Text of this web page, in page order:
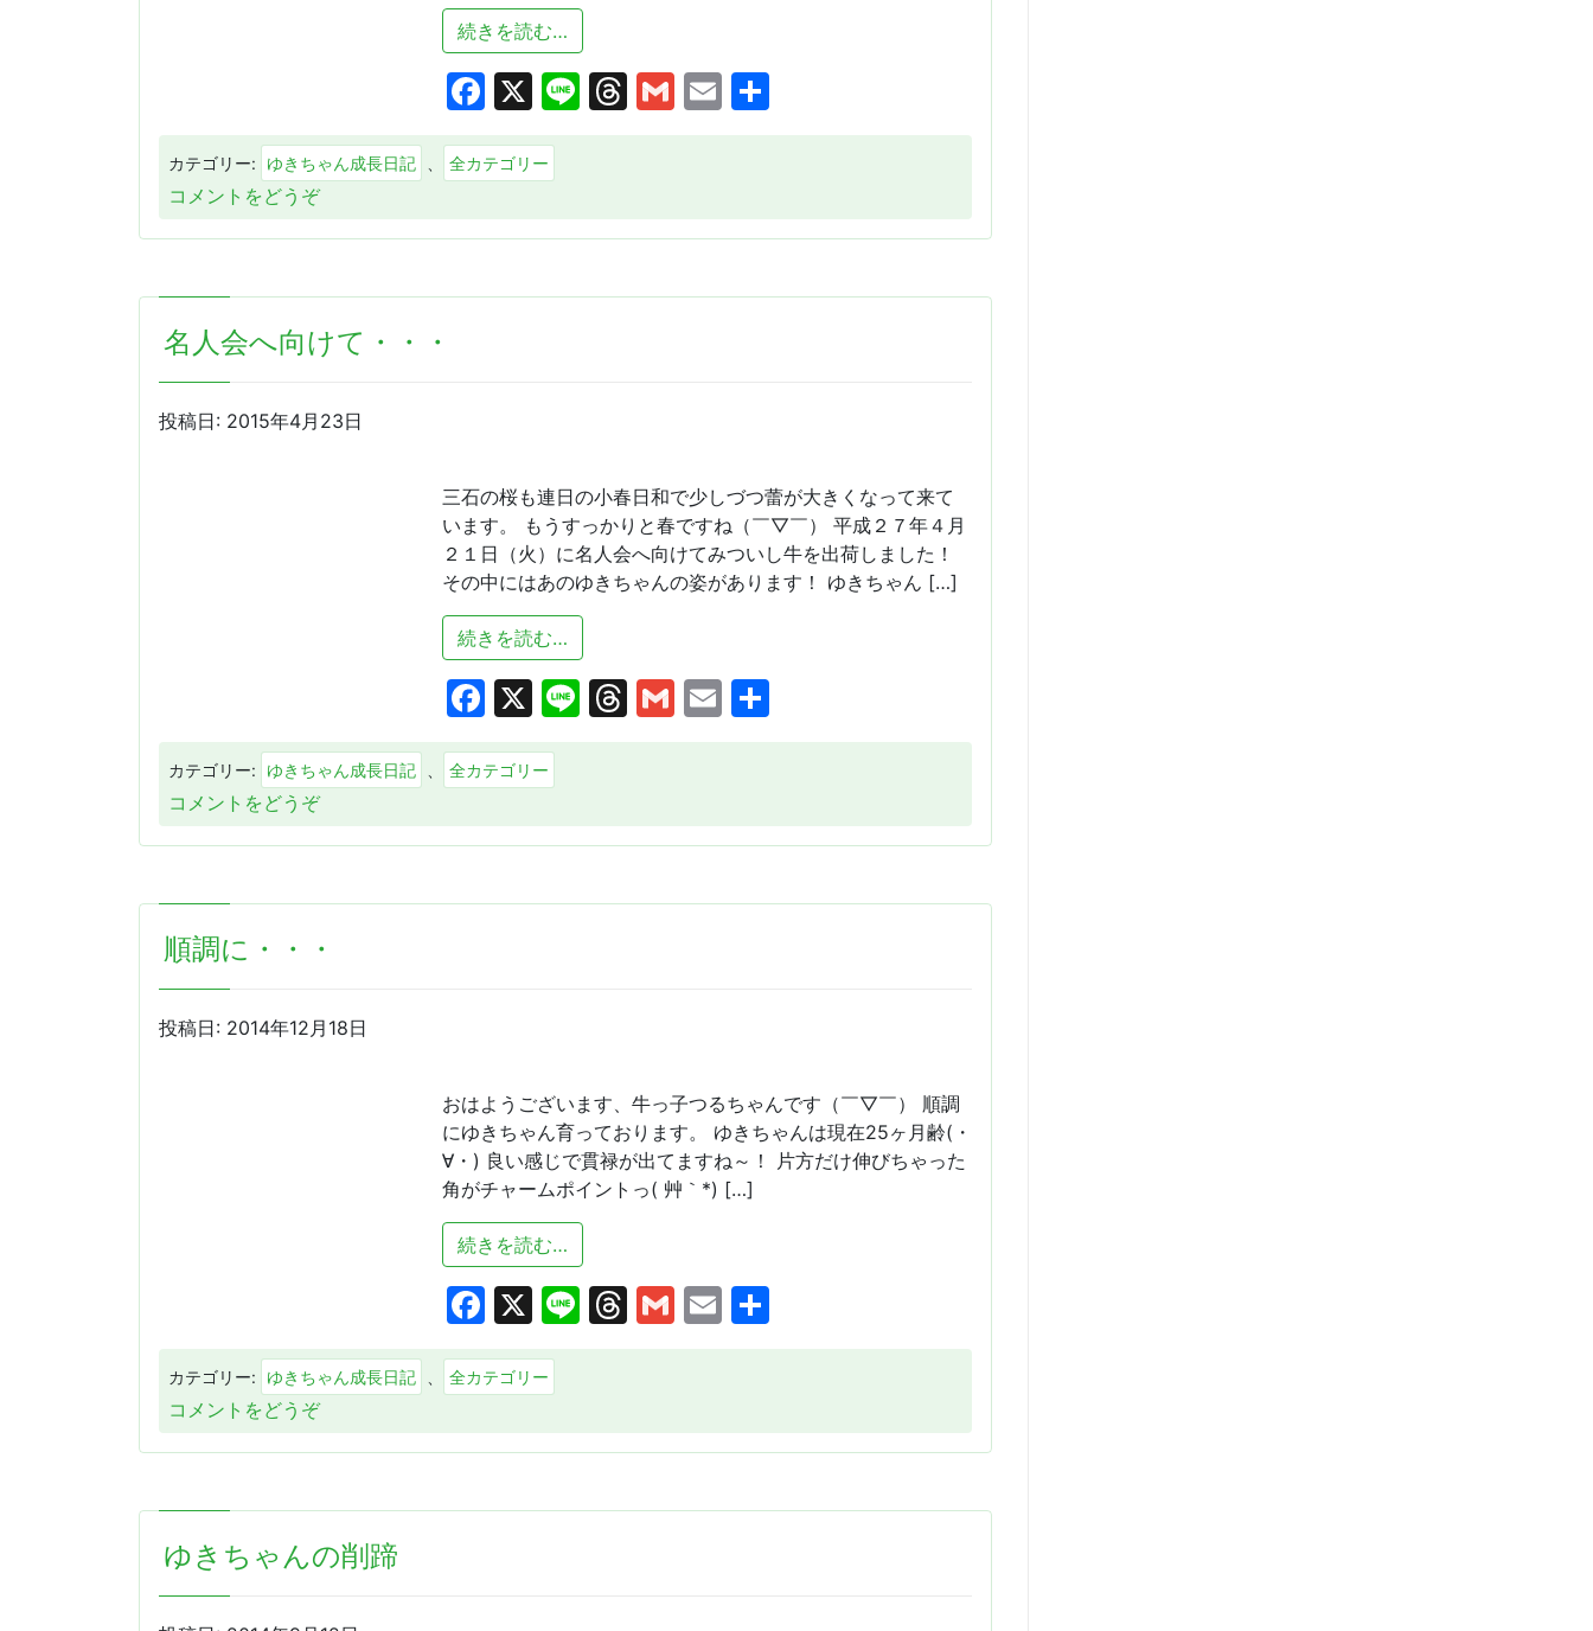
"ITADAKIMASU!!!")続きを読む…from 5月のとある日・・・
Facebook
X LineThreads
Gmail
Email
共
カテゴリー: ゆきちゃん成長日記 、 全カテゴリー
コメントをどうぞ(5
る
日・・・)
名人会へ向けて・・・
投稿日: 2015年4月23日
三石の桜も連日の小春日和で少しづつ蕾が大きくなって来て
います。 もうすっかりと春ですね（￣▽￣） 平成２７年４月
２１日（火）に名人会へ向けてみついし牛を出荷しました！
その中にはあのゆきちゃんの姿があります！ ゆきちゃん […]
続きを読む…from 名人会へ向けて・・・
Facebook
X LineThreads
Gmail
Email
共
カテゴリー: ゆきちゃん成長日記 、 全カテゴリー
コメントをどうぞ(名
け
順調に・・・
投稿日: 2014年12月18日
おはようございます、牛っ子つるちゃんです（￣▽￣） 順調
にゆきちゃん育っております。 ゆきちゃんは現在25ヶ月齢(・
∀・) 良い感じで貫禄が出てますね～！ 片方だけ伸びちゃった
角がチャームポイントっ( 艸｀*) […]
続きを読む…from 順調に・・・
Facebook
X LineThreads
Gmail
Email
共
カテゴリー: ゆきちゃん成長日記 、 全カテゴリー
コメントをどうぞ(順
ゆきちゃんの削蹄